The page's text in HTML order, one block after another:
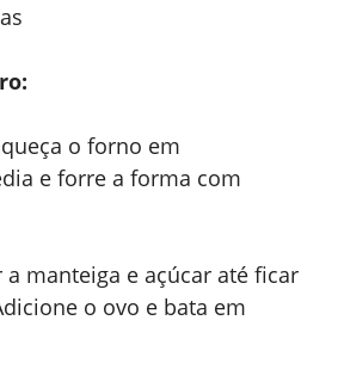
o forno em
e forre a forma com
a manteiga e açúcar até ficar
o ovo e bata em